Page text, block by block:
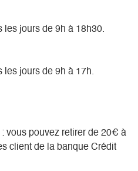
les jours de 9h à 18h30.
les jours de 9h à 17h.
vous pouvez retirer de 20€ à
client de la banque Crédit